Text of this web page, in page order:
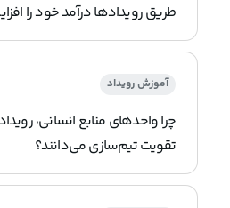
طریق رویدادها درآمد خود را
آموزش رویداد
چرا واحدهای منابع انسانی،
تقویت تیم‌سازی می‌دانند؟